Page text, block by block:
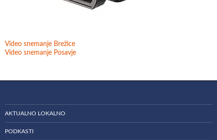
Video snemanje Brežice
Video snemanje Posavje
AKTUALNO LOKALNO
PODKASTI